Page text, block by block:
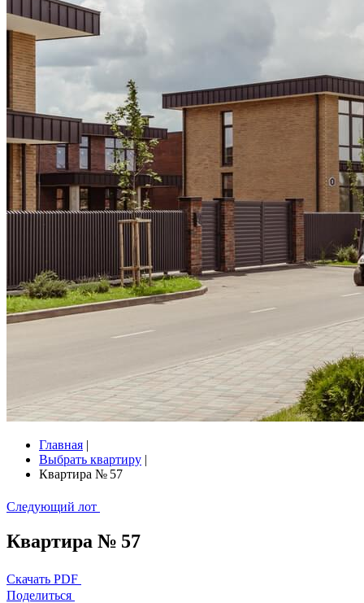
Главная |
Выбрать квартиру |
Квартира № 57
Следующий лот
Квартира № 57
Скачать PDF
Поделиться